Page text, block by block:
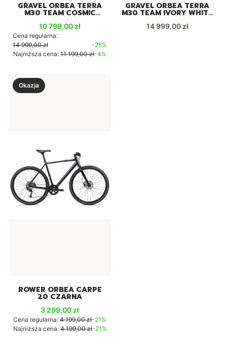
GRAVEL ORBEA TERRA
M30 TEAM COSMIC
Cena promocyjna
10 799,00 zł
Cena regularna:
14 999,00 zł
-28%
Najniższa cena: 11 199,00 zł-4%
GRAVEL ORBEA TERRA
M30 TEAM IVORY WHITE
Cena
14 999,00 zł
Okazja
ROWER ORBEA CARPE
20 CZARNA
Cena promocyjna
3 299,00 zł
Cena regularna: 4 199,00 zł-21%
Najniższa cena: 4 199,00 zł-21%